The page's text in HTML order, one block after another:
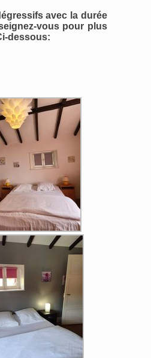
avec la durée
vous pour plus
dessous: